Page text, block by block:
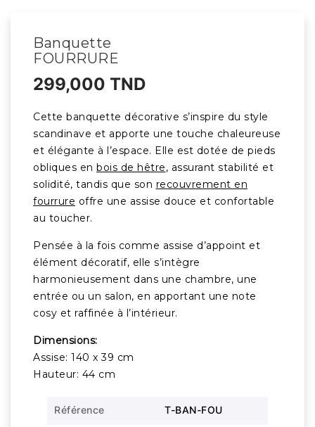
Banquette
FOURRURE
299,000 TND
Cette banquette décorative s’inspire du style
scandinave et apporte une touche chaleureuse
et élégante à l’espace. Elle est dotée de pieds
obliques en bois de hêtre, assurant stabilité et
solidité, tandis que son recouvrement en
fourrure offre une assise douce et confortable
au toucher.
Pensée à la fois comme assise d’appoint et
élément décoratif, elle s’intègre
harmonieusement dans une chambre, une
entrée ou un salon, en apportant une note
cosy et raffinée à l’intérieur.
Dimensions:
Assise: 140 x 39 cm
Hauteur: 44 cm
Référence T-BAN-FOU